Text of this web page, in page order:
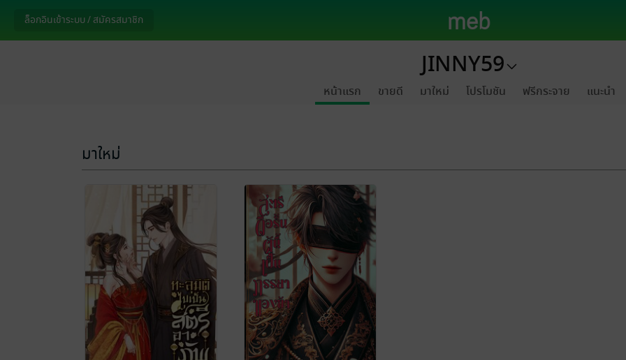
ล็อกอินเข้าระบบ / สมัครสมาชิก
JINNY59
หน้าแรก ขายดี มาใหม่ โปรโมชัน ฟรีกระจาย แนะนำ
มาใหม่